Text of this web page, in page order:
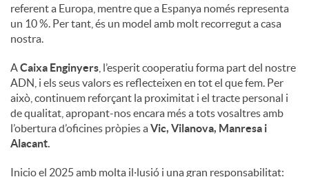
referent a Europa, mentre que a Espanya només representa
un 10 %. Per tant, és un model amb molt recorregut a casa
nostra.
ACaixa Enginyers , l’esperit cooperatiu forma part del nostre
ADN, i els seus valors es reflecteixen en tot el que fem. Per
això, continuem reforçant la proximitat i el tracte personal i
de qualitat, apropant-nos encara més a tots vosaltres amb
l’obertura d’oficines pròpies aVic, Vilanova, Manresa i
Alacant.
Inicio el 2025 amb molta il·lusió i una gran responsabilitat: